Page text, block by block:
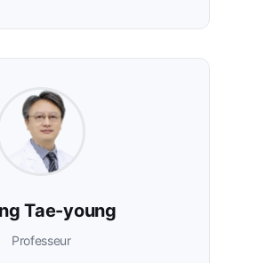
Tae-young
Professeur